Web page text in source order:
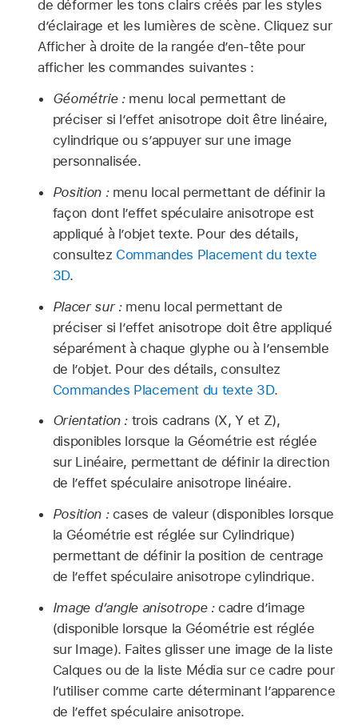
de déformer les tons clairs créés par les styles
d’éclairage et les lumières de scène. Cliquez sur
Afficher à droite de la rangée d’en-tête pour
afficher les commandes suivantes :
Géométrie :menu local permettant de
préciser si l’effet anisotrope doit être linéaire,
cylindrique ou s’appuyer sur une image
personnalisée.
Position :menu local permettant de définir la
façon dont l’effet spéculaire anisotrope est
appliqué à l’objet texte. Pour des détails,
consultez Commandes Placement du texte
3D.
Placer sur :menu local permettant de
préciser si l’effet anisotrope doit être appliqué
séparément à chaque glyphe ou à l’ensemble
de l’objet. Pour des détails, consultez
Commandes Placement du texte 3D.
Orientation : trois cadrans (X, Y et Z),
disponibles lorsque la Géométrie est réglée
sur Linéaire, permettant de définir la direction
de l’effet spéculaire anisotrope linéaire.
Position :cases de valeur (disponibles lorsque
la Géométrie est réglée sur Cylindrique)
permettant de définir la position de centrage
de l’effet spéculaire anisotrope cylindrique.
Image d’angle anisotrope :cadre d’image
(disponible lorsque la Géométrie est réglée
sur Image). Faites glisser une image de la liste
Calques ou de la liste Média sur ce cadre pour
l’utiliser comme carte déterminant l’apparence
de l’effet spéculaire anisotrope.